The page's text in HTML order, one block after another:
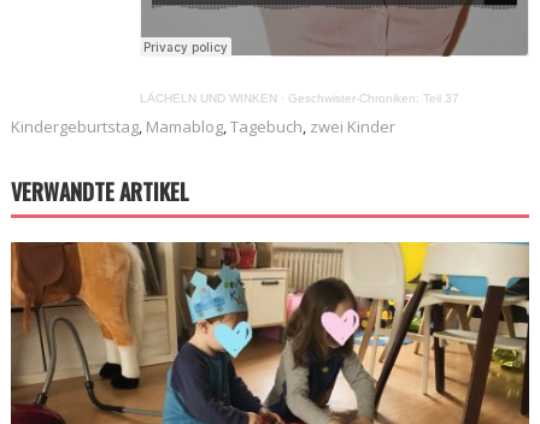
LÄCHELN UND WINKEN ·Geschwister-Chroniken: Teil 37
Kindergeburtstag, Mamablog,Tagebuch, zwei Kinder
VERWANDTE ARTIKEL